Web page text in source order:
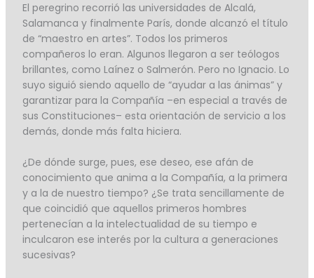
El peregrino recorrió las universidades de Alcalá,
Salamanca y finalmente París, donde alcanzó el título
de “maestro en artes”. Todos los primeros
compañeros lo eran. Algunos llegaron a ser teólogos
brillantes, como Laínez o Salmerón. Pero no Ignacio. Lo
suyo siguió siendo aquello de “ayudar a las ánimas” y
garantizar para la Compañía –en especial a través de
sus Constituciones– esta orientación de servicio a los
demás, donde más falta hiciera.
¿De dónde surge, pues, ese deseo, ese afán de
conocimiento que anima a la Compañía, a la primera
y a la de nuestro tiempo? ¿Se trata sencillamente de
que coincidió que aquellos primeros hombres
pertenecían a la intelectualidad de su tiempo e
inculcaron ese interés por la cultura a generaciones
sucesivas?